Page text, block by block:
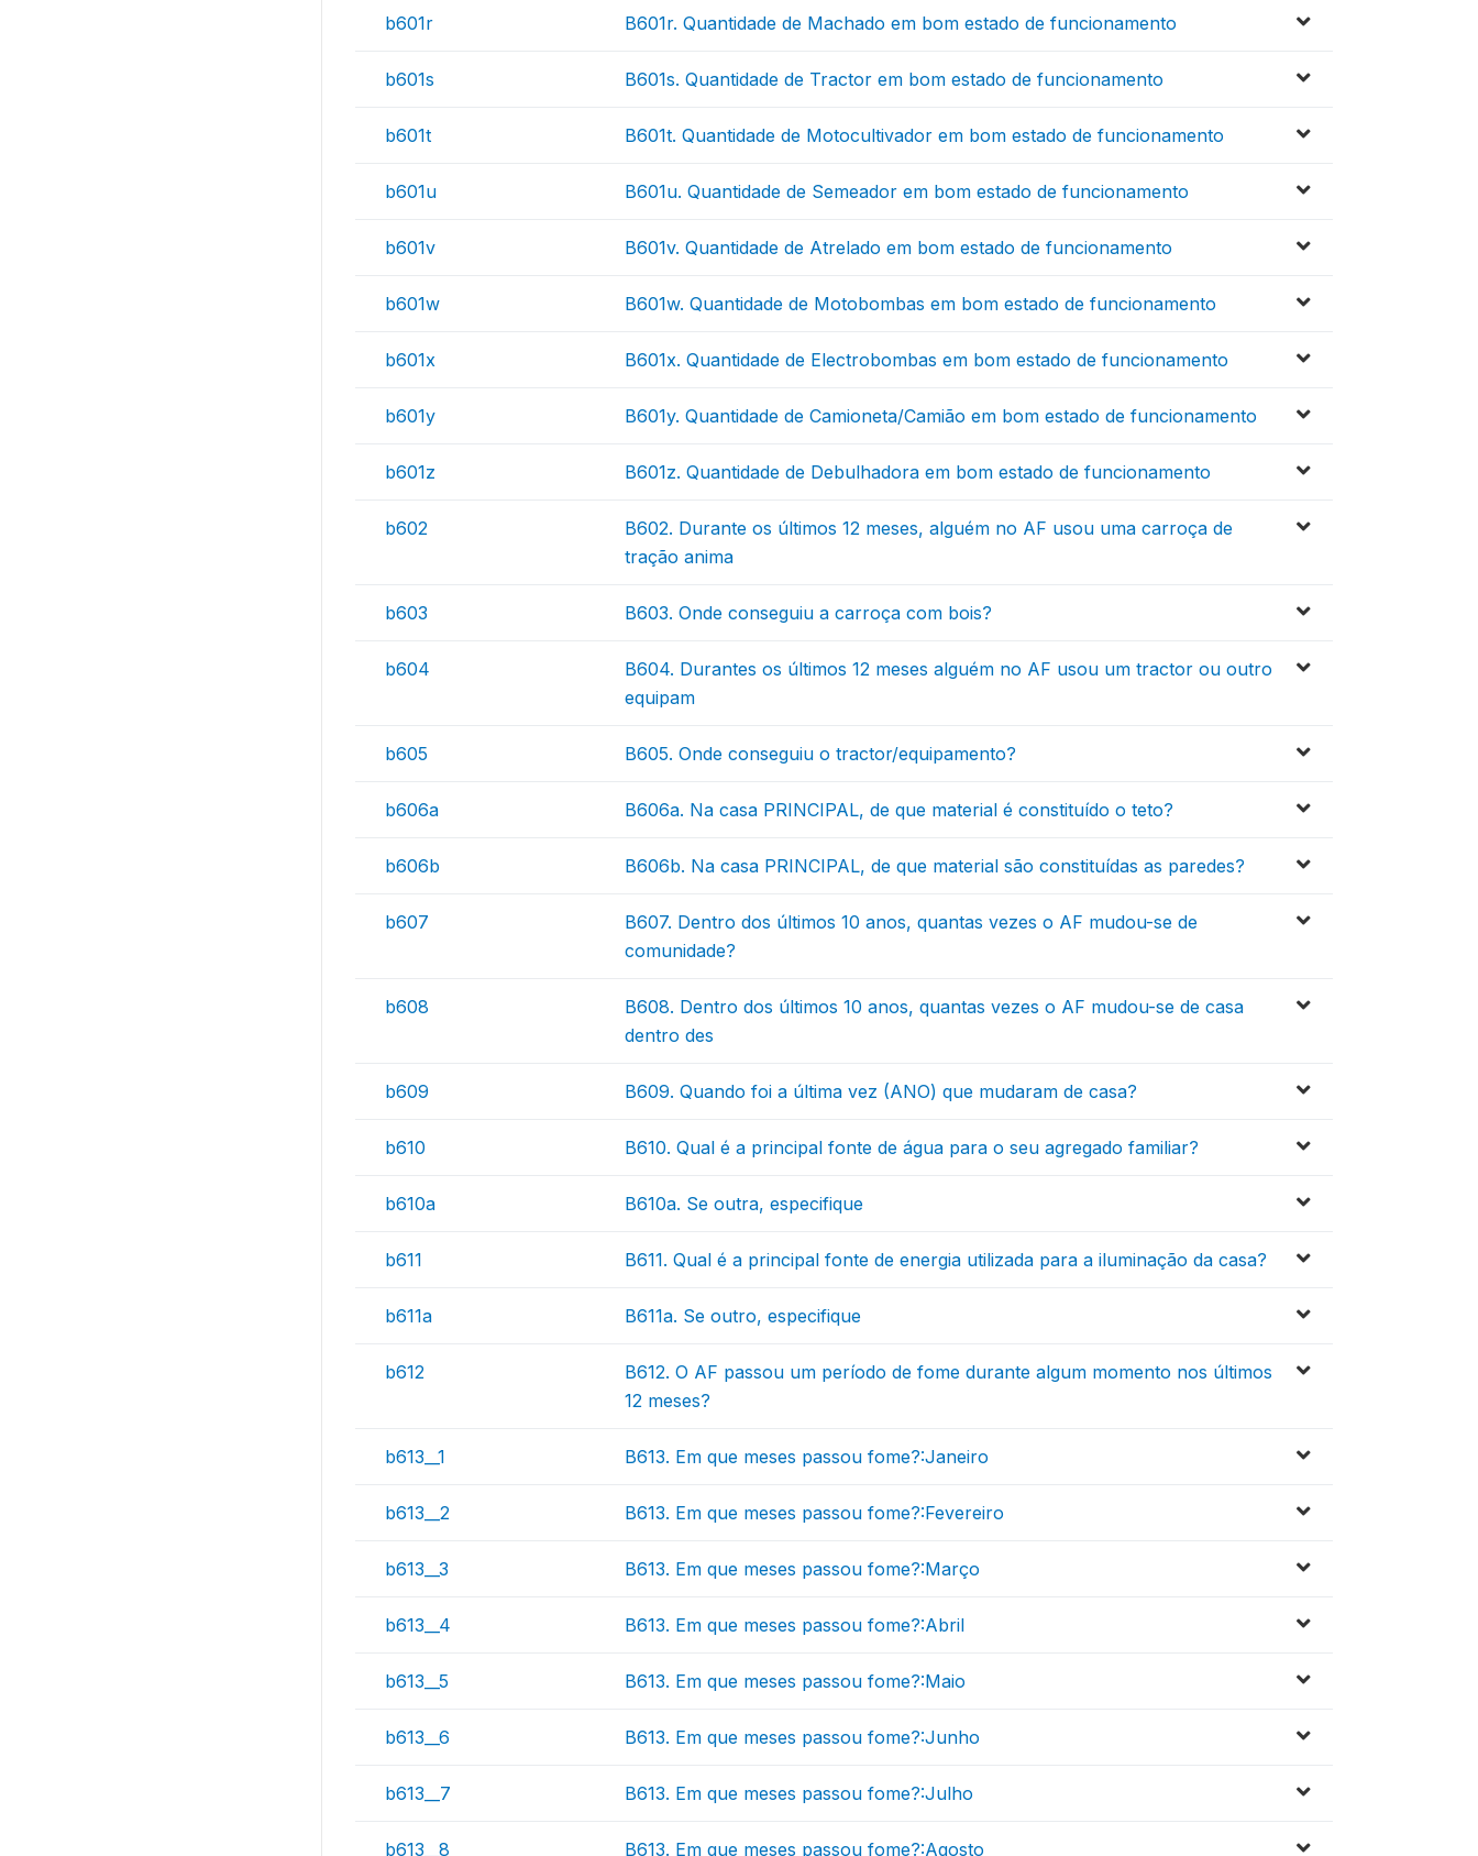
b601r B601r. Quantidade de Machado em bom estado de funcionamento
b601s B601s. Quantidade de Tractor em bom estado de funcionamento
b601t B601t. Quantidade de Motocultivador em bom estado de funcionamento
b601u B601u. Quantidade de Semeador em bom estado de funcionamento
b601v B601v. Quantidade de Atrelado em bom estado de funcionamento
b601w B601w. Quantidade de Motobombas em bom estado de funcionamento
b601x B601x. Quantidade de Electrobombas em bom estado de funcionamento
b601y B601y. Quantidade de Camioneta/Camião em bom estado de funcionamento
b601z B601z. Quantidade de Debulhadora em bom estado de funcionamento
b602
B602. Durante os últimos 12 meses, alguém no AF usou uma carroça de
tração anima
b603 B603. Onde conseguiu a carroça com bois?
b604
B604. Durantes os últimos 12 meses alguém no AF usou um tractor ou outro
equipam
b605 B605. Onde conseguiu o tractor/equipamento?
b606a B606a. Na casa PRINCIPAL, de que material é constituído o teto?
b606b B606b. Na casa PRINCIPAL, de que material são constituídas as paredes?
b607
B607. Dentro dos últimos 10 anos, quantas vezes o AF mudou-se de
comunidade?
b608
B608. Dentro dos últimos 10 anos, quantas vezes o AF mudou-se de casa
dentro des
b609 B609. Quando foi a última vez (ANO) que mudaram de casa?
b610 B610. Qual é a principal fonte de água para o seu agregado familiar?
b610a B610a. Se outra, especifique
b611 B611. Qual é a principal fonte de energia utilizada para a iluminação da casa?
b611a B611a. Se outro, especifique
b612
B612. O AF passou um período de fome durante algum momento nos últimos
12 meses?
b613__1 B613. Em que meses passou fome?:Janeiro
b613__2 B613. Em que meses passou fome?:Fevereiro
b613__3 B613. Em que meses passou fome?:Março
b613__4 B613. Em que meses passou fome?:Abril
b613__5 B613. Em que meses passou fome?:Maio
b613__6 B613. Em que meses passou fome?:Junho
b613__7 B613. Em que meses passou fome?:Julho
b613__8 B613. Em que meses passou fome?:Agosto